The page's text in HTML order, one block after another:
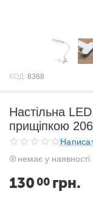
КОД: 8368
Настільна
прищіпкою 206
немає у наявності
130 00 грн.